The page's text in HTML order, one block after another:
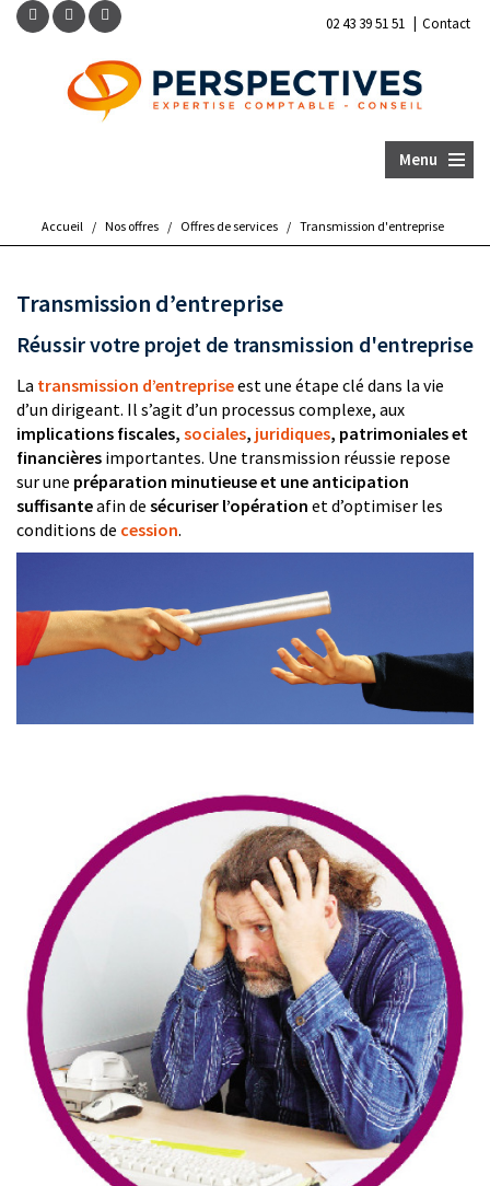
02 43 39 51 51 | Contact
Menu
Accueil / Nos offres / Offres de services / Transmission d'entreprise
Transmission d’entreprise
Réussir votre projet de transmission d'entreprise
La transmission d’entrepriseest une étape clé dans la vie
d’un dirigeant. Il s’agit d’un processus complexe, aux
implications fiscales, sociales, juridiques, patrimoniales et
financières importantes. Une transmission réussie repose
sur une préparation minutieuse et une anticipation
suffisanteafin de sécuriser l’opération et d’optimiser les
conditions de cession.